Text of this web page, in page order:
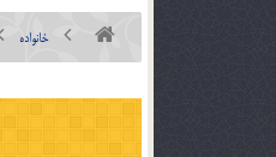
خانواده